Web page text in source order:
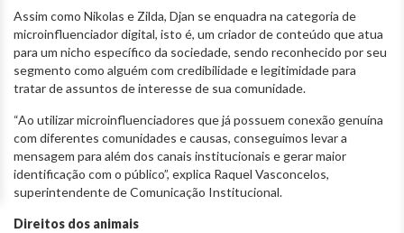
Assim como Nikolas e Zilda, Djan se enquadra na categoria de
microinfluenciador digital, isto é, um criador de conteúdo que atua
para um nicho específico da sociedade, sendo reconhecido por seu
segmento como alguém com credibilidade e legitimidade para
tratar de assuntos de interesse de sua comunidade.
“Ao utilizar microinfluenciadores que já possuem conexão genuína
com diferentes comunidades e causas, conseguimos levar a
mensagem para além dos canais institucionais e gerar maior
identificação com o público”, explica Raquel Vasconcelos,
superintendente de Comunicação Institucional.
Direitos dos animais